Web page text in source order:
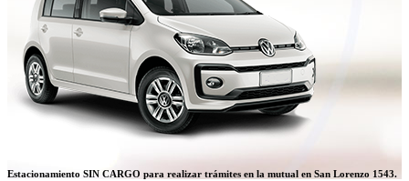
Estacionamiento SIN CARGO para realizar trámites en la mutual en San Lorenzo 1543.